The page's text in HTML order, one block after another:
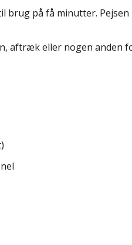
brug på få minutter. Pejsen
aftræk eller nogen anden